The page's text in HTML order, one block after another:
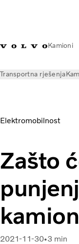
Kamioni
Transportna rješenja
Elektromobilnost
Zašto
2021-11-30 3 min